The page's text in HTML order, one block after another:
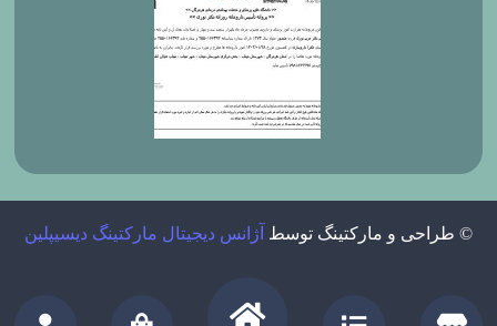
© طراحی و مارکتینگ توسط آژانس دیجیتال مارکتینگ دیسیپلین